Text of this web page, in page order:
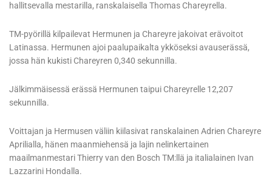
hallitsevalla mestarilla, ranskalaisella Thomas Chareyrella.
TM-pyörillä kilpailevat Hermunen ja Chareyre jakoivat erävoitot
Latinassa. Hermunen ajoi paalupaikalta ykköseksi avauserässä,
jossa hän kukisti Chareyren 0,340 sekunnilla.
Jälkimmäisessä erässä Hermunen taipui Chareyrelle 12,207
sekunnilla.
Voittajan ja Hermusen väliin kiilasivat ranskalainen Adrien Chareyre
Aprilialla, hänen maanmiehensä ja lajin nelinkertainen
maailmanmestari Thierry van den Bosch TM:llä ja italialainen Ivan
Lazzarini Hondalla.